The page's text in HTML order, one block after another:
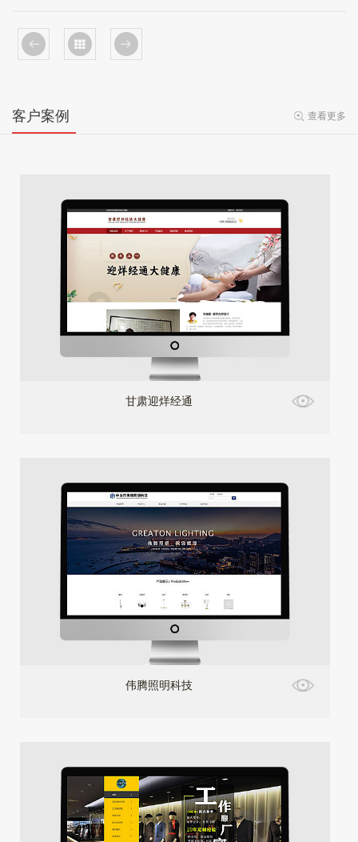
客户案例 查看更多
甘肃迎烊经通
伟腾照明科技